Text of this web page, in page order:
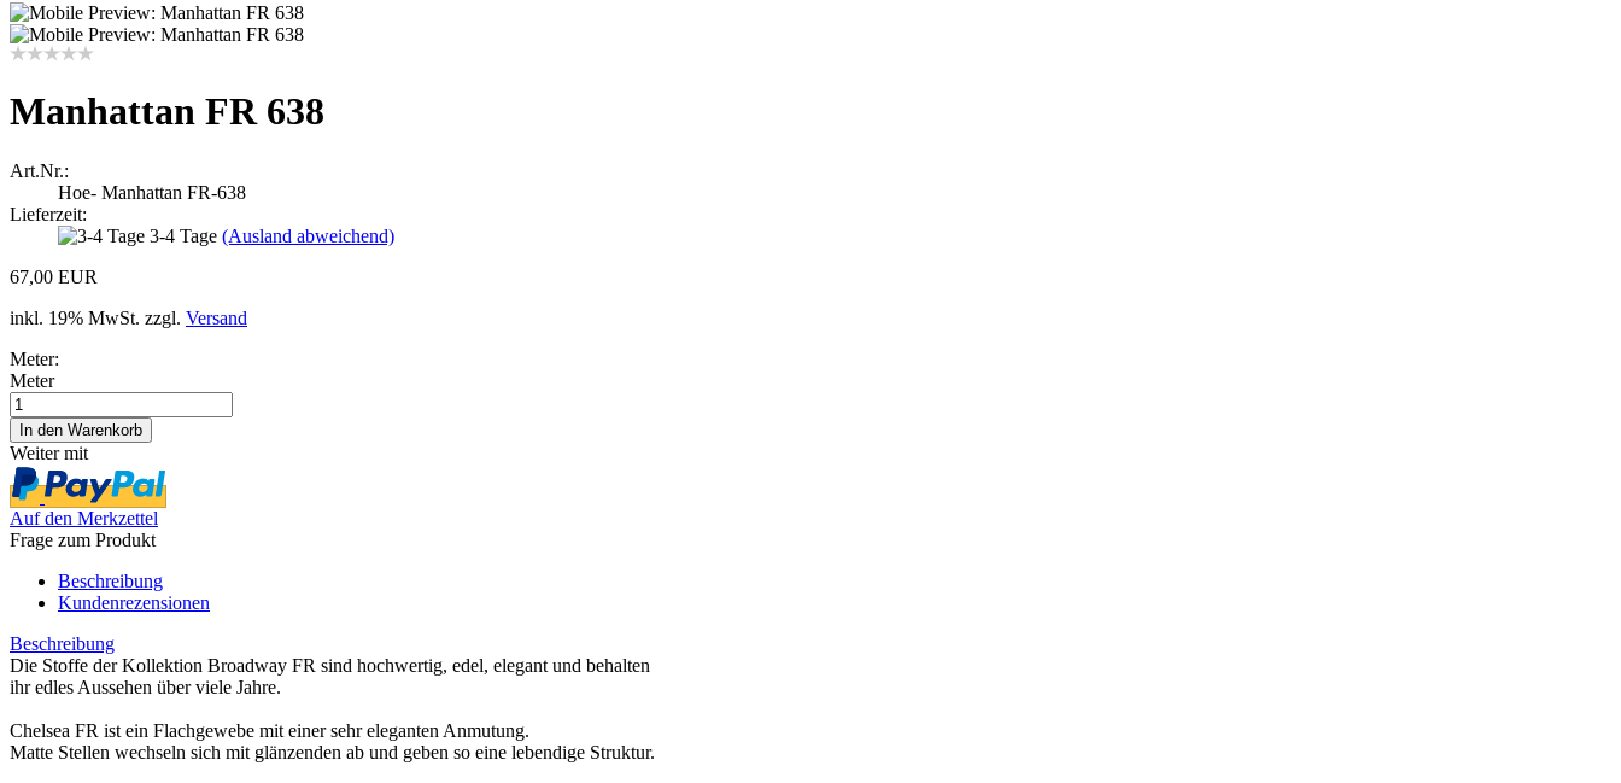
Manhattan FR 638
Art.Nr.:
Hoe- Manhattan FR-638
Lieferzeit:
3-4 Tage (Ausland abweichend)
67,00 EUR
inkl. 19% MwSt. zzgl. Versand
Meter:
Meter
Weiter mit
Auf den Merkzettel
Frage zum Produkt
Beschreibung
Kundenrezensionen
Beschreibung
Die Stoffe der Kollektion Broadway FR sind hochwertig, edel, elegant und behalten
ihr edles Aussehen über viele Jahre.
Chelsea FR ist ein Flachgewebe mit einer sehr eleganten Anmutung.
Matte Stellen wechseln sich mit glänzenden ab und geben so eine lebendige Struktur.